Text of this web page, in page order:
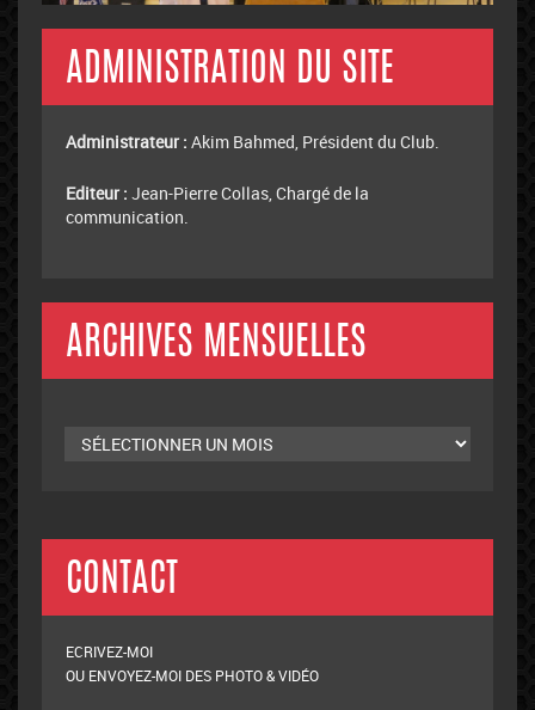
ARCHIVES MENSUELLES
Archives
CONTACT